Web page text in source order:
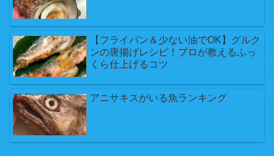
【フライパン＆少ない油でOK】グルク
ンの唐揚げレシピ！プロが教えるふっ
くら仕上げるコツ
アニサキスがいる魚ランキング